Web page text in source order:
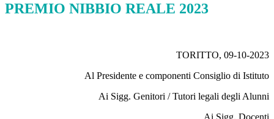
PREMIO NIBBIO REALE 2023
TORITTO, 09-10-2023
Al Presidente e componenti Consiglio di Istituto
Ai Sigg. Genitori / Tutori legali degli Alunni